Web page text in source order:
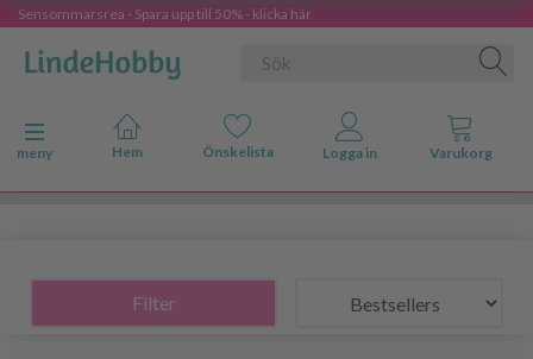
Sensommarsrea - Spara upp till 50% - klicka här
Ändra navigering
meny
Filter